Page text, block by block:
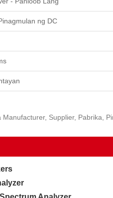
ng DC
Supplier, Pabrika,